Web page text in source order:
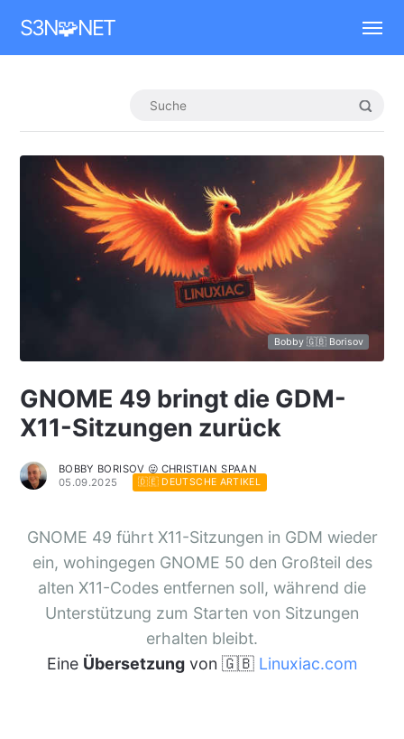
S3N🧩NET
Bobby 🇬🇧 Borisov
GNOME 49 bringt die GDM-
X11-Sitzungen zurück
BOBBY BORISOV 😛 CHRISTIAN SPAAN
05.09.2025
🇩🇪 DEUTSCHE ARTIKEL
GNOME 49 führt X11-Sitzungen in GDM wieder
ein, wohingegen GNOME 50 den Großteil des
alten X11-Codes entfernen soll, während die
Unterstützung zum Starten von Sitzungen
erhalten bleibt.
Eine Übersetzungvon 🇬🇧 Linuxiac.com